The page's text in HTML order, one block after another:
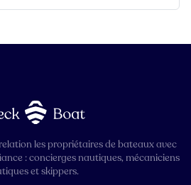
les propriétaires de bateaux avec
: concierges nautiques, mécaniciens
et skippers.